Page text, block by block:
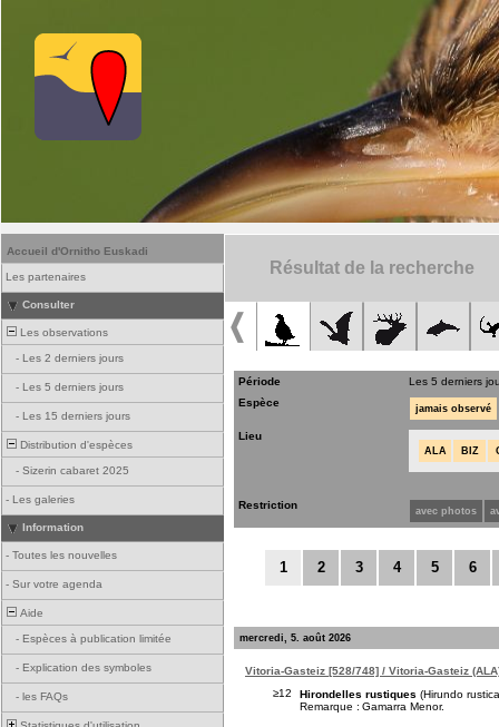
Accueil d'Ornitho Euskadi
Les partenaires
Consulter
Les observations
- Les 2 derniers jours
- Les 5 derniers jours
- Les 15 derniers jours
Distribution d'espèces
- Sizerin cabaret 2025
- Les galeries
Information
- Toutes les nouvelles
- Sur votre agenda
Aide
- Espèces à publication limitée
- Explication des symboles
- les FAQs
Résultat de la recherche
Période
Les 5 derniers
Espèce
jamais observé
Lieu
ALA BIZ
Restriction avec photos
1 2 3 4 5 6
mercredi, 5. août 2026
Vitoria-Gasteiz [528/748] / Vitoria-Gasteiz
≥12
Hirondelles rustiques (Hirundo
Remarque : Gamarra Menor.